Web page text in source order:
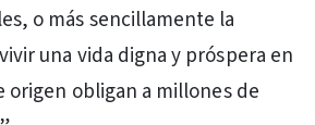
o más sencillamente la
una vida digna y próspera en
origen obligan a millones de